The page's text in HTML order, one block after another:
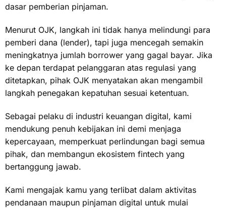
dasar pemberian pinjaman.
Menurut OJK, langkah ini tidak hanya melindungi para
pemberi dana (lender), tapi juga mencegah semakin
meningkatnya jumlah borrower yang gagal bayar. Jika
ke depan terdapat pelanggaran atas regulasi yang
ditetapkan, pihak OJK menyatakan akan mengambil
langkah penegakan kepatuhan sesuai ketentuan.
Sebagai pelaku di industri keuangan digital, kami
mendukung penuh kebijakan ini demi menjaga
kepercayaan, memperkuat perlindungan bagi semua
pihak, dan membangun ekosistem fintech yang
bertanggung jawab.
Kami mengajak kamu yang terlibat dalam aktivitas
pendanaan maupun pinjaman digital untuk mulai